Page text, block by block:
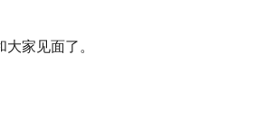
家见面了。